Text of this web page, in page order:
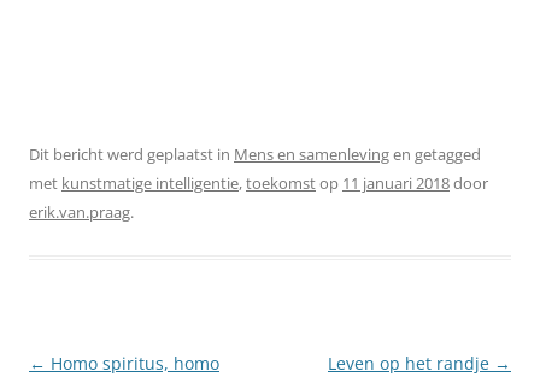
Dit bericht werd geplaatst in Mens en samenlevingen getagged
met kunstmatige intelligentie,toekomstop 11 januari 2018door
erik.van.praag.
Berichtnavigatie
← Homo spiritus, homo
Leven op het randje →